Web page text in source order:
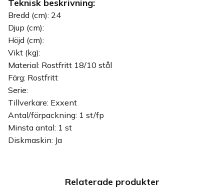
Teknisk beskrivning:
Bredd (cm): 24
Djup (cm):
Höjd (cm):
Vikt (kg):
Material: Rostfritt 18/10 stål
Färg: Rostfritt
Serie:
Tillverkare: Exxent
Antal/förpackning: 1 st/fp
Minsta antal: 1 st
Diskmaskin: Ja
Relaterade produkter